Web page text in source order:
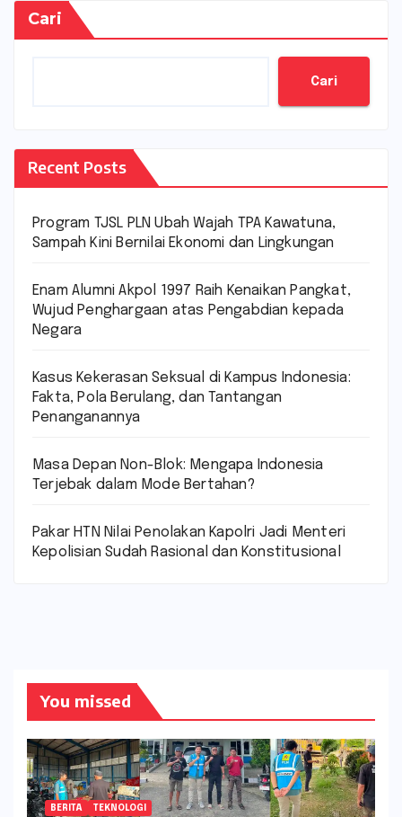
Cari
Cari
Recent Posts
Program TJSL PLN Ubah Wajah TPA Kawatuna,
Sampah Kini Bernilai Ekonomi dan Lingkungan
Enam Alumni Akpol 1997 Raih Kenaikan Pangkat,
Wujud Penghargaan atas Pengabdian kepada
Negara
Kasus Kekerasan Seksual di Kampus Indonesia:
Fakta, Pola Berulang, dan Tantangan
Penanganannya
Masa Depan Non-Blok: Mengapa Indonesia
Terjebak dalam Mode Bertahan?
Pakar HTN Nilai Penolakan Kapolri Jadi Menteri
Kepolisian Sudah Rasional dan Konstitusional
You missed
BERITA TEKNOLOGI